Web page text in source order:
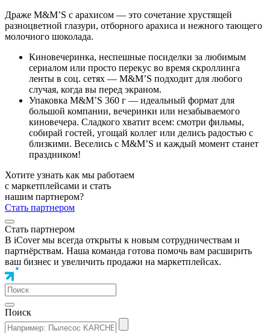
Драже M&M’S с арахисом — это сочетание хрустящей
разноцветной глазури, отборного арахиса и нежного тающего
молочного шоколада.
Киновечеринка, неспешные посиделки за любимым
сериалом или просто перекус во время скроллинга
ленты в соц. сетях — M&M’S подходит для любого
случая, когда вы перед экраном.
Упаковка M&M’S 360 г — идеальный формат для
большой компании, вечеринки или незабываемого
киновечера. Сладкого хватит всем: смотри фильмы,
собирай гостей, угощай коллег или делись радостью с
близкими. Веселись с M&M’S и каждый момент станет
праздником!
Хотите узнать как мы работаем
с маркетплейсами и стать
нашим партнером?
Стать партнером
Стать партнером
В iCover мы всегда открыты к новым сотрудничествам и
партнёрствам. Наша команда готова помочь вам расширить
ваш бизнес и увеличить продажи на маркетплейсах.
Поиск